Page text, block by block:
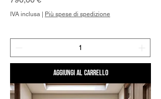
IVA inclusa | Più spese di spedizione
Aggiungi al carrello